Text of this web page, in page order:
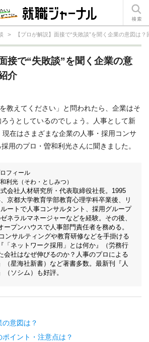
> 【プロが解説】面接で“失敗談”を聞く企業の意図は
接で“失敗談”を聞く企業の意
介
教えてください」と問われたら、企業はそ
うとしているのでしょう。人事として新
在はさまざまな企業の人事・採用コンサ
用のプロ・曽和利光さんに聞きました。
フィール
利光（そわ・としみつ）
会社人材研究所・代表取締役社長。1995
京都大学教育学部教育心理学科卒業後、リ
ートで人事コンサルタント、採用グループ
ネラルマネージャーなどを経験。その後、
ープンハウスで人事部門責任者を務める。
ンサルティングや教育研修などを手掛ける
「ネットワーク採用」とは何か』（労務行
会社はなぜ伸びるのか？人事のプロによる
（星海社新書）など著書多数。最新刊『人
ソシム）も好評。
の意図は？
ポイント・注意点は？